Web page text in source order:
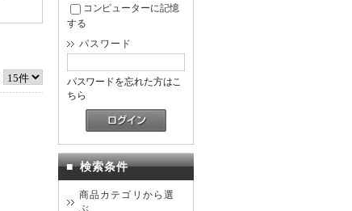
コンピューターに記憶
する
パスワード
パスワードを忘れた方はこ
ちら
■ 検索条件
商品カテゴリから選